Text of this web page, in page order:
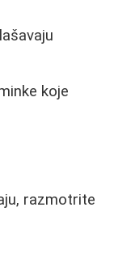
koje
razmotrite